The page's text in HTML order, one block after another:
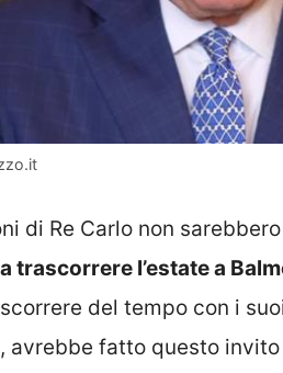
di Re Carlo non
trascorrere l’estate a
del tempo con i
avrebbe fatto questo